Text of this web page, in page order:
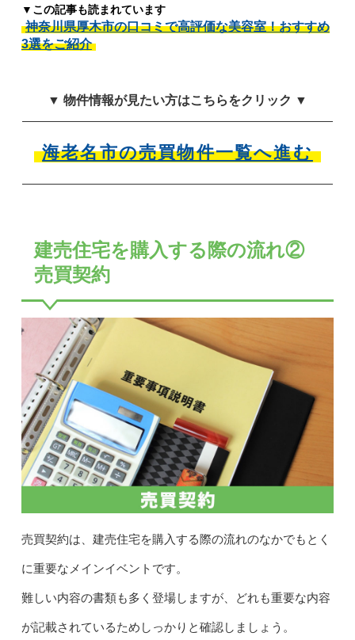
▼この記事も読まれています
神奈川県厚木市の口コミで高評価な美容室！おすすめ
3選をご紹介
▼ 物件情報が見たい方はこちらをクリック ▼
海老名市の売買物件一覧へ進む
建売住宅を購入する際の流れ②
売買契約
売買契約は、建売住宅を購入する際の流れのなかでもとく
に重要なメインイベントです。
難しい内容の書類も多く登場しますが、どれも重要な内容
が記載されているためしっかりと確認しましょう。